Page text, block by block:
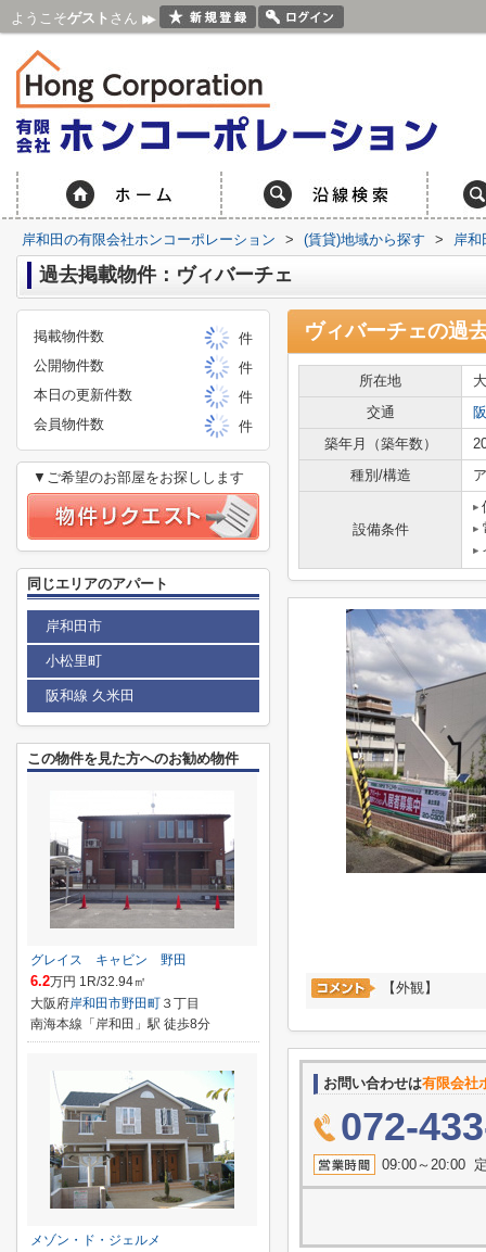
ようこそゲスト さん
岸和田の有限会社ホンコーポレーション > (賃貸)地域から探す > 岸和
過去掲載物件：ヴィバーチェ
ヴィバーチェの過
所在地
交通
築年月（築年数）
種別/構造
設備条件
【外観】
お問い合わせは有限会社
072-
09:00～20:00
掲載物件数
件
公開物件数
件
本日の更新件数
件
会員物件数
件
▼ご希望のお部屋をお探しします
同じエリアのアパート
岸和田市
小松里町
阪和線 久米田
この物件を見た方へのお勧め物件
グレイス キャビン 野田
6.2万円 1R/32.94㎡
大阪府岸和田市野田町 ３丁目
南海本線「岸和田」駅 徒歩8分
メゾン・ド・ジェルメ